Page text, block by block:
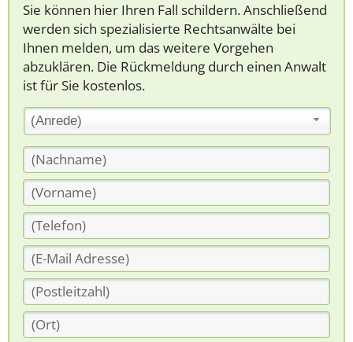
Sie können hier Ihren Fall schildern. Anschließend
werden sich spezialisierte Rechtsanwälte bei
Ihnen melden, um das weitere Vorgehen
abzuklären. Die Rückmeldung durch einen Anwalt
ist für Sie kostenlos.
(Anrede)